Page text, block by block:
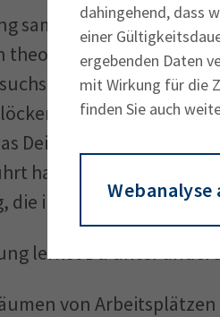
dahingehend, dass
einer
ergebenden Daten
mit Wirkung für die
finden Sie auch
Webanalyse
sammelst Du
theoretischen
Du entweder an
Du dokumentierst
Dein Ausbilder/ Deine
hast. Dein
in jedem Lehrjahr
lernst Du unter
von